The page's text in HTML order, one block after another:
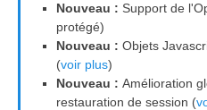
Nouveau : Support de
protégé)
Nouveau : Objets
(voir plus)
Nouveau : Amélioration
restauration de session (